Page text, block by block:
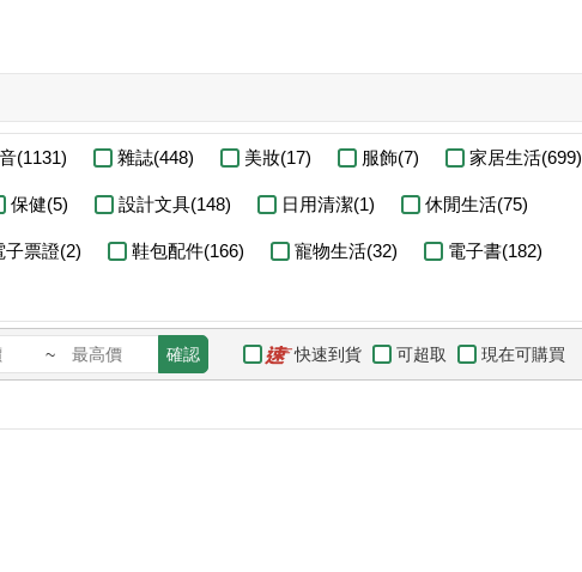
(1131) 雜誌(448) 美妝(17) 服飾(7) 家居生活(699)
保健(5) 設計文具(148) 日用清潔(1) 休閒生活(75)
子票證(2) 鞋包配件(166) 寵物生活(32) 電子書(182)
~ 確認 快速到貨 可超取 現在可購買